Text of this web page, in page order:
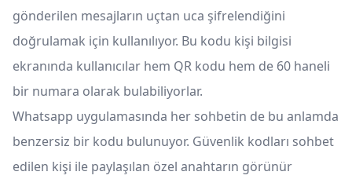
gönderilen mesajların uçtan uca şifrelendiğini
doğrulamak için kullanılıyor. Bu kodu kişi bilgisi
ekranında kullanıcılar hem QR kodu hem de 60 haneli
bir numara olarak bulabiliyorlar.
Whatsapp uygulamasında her sohbetin de bu anlamda
benzersiz bir kodu bulunuyor. Güvenlik kodları sohbet
edilen kişi ile paylaşılan özel anahtarın görünür